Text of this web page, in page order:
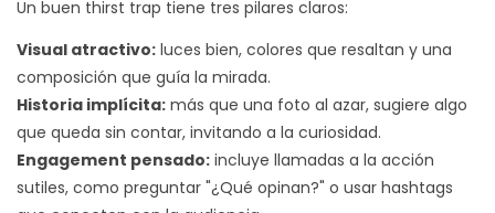
Un buen thirst trap tiene tres pilares claros:
Visual atractivo: luces bien, colores que resaltan y una
composición que guía la mirada.
Historia implícita: más que una foto al azar, sugiere algo
que queda sin contar, invitando a la curiosidad.
Engagement pensado: incluye llamadas a la acción
sutiles, como preguntar "¿Qué opinan?" o usar hashtags